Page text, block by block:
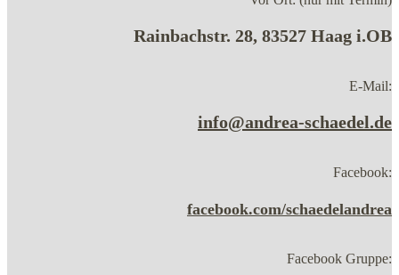
Rainbachstr. 28, 83527 Haag i.OB
E-Mail:
info@andrea-schaedel.de
Facebook:
facebook.com/schaedelandrea
Facebook Gruppe: